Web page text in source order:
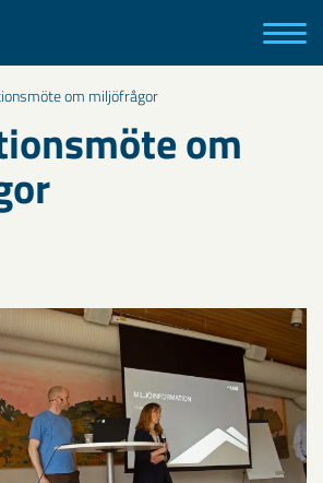
om miljöfrågor
om